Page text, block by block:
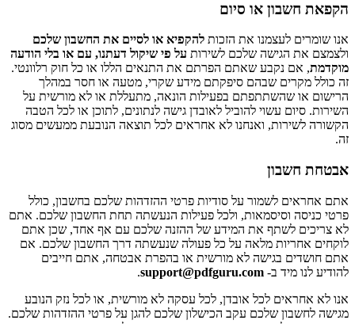
הקפאת חשבון או סיום
אנו שומרים לעצמנו את הזכות להקפיא או לסיים את החשבון שלכם
ולצמצם את הגישה שלכם לשירות על פי שיקול דעתנו, עם או בלי הודעה
מוקדמת, אם נקבע שאתם הפרתם את התנאים הללו או כל חוק רלוונטי.
זה כולל מקרים שבהם סיפקתם מידע שקרי, מטעה או חסר במהלך
הרישום או שהשתתפתם בפעילות הונאה, מתעללת או לא מורשית על
השירות. סיום עשוי להוביל לאובדן גישה לנתונים, לתוכן או לכל הטבה
הקשורה לשירות, ואנחנו לא אחראים לכל תוצאה הנובעת ממעשים מסוג
זה.
אבטחת חשבון
אתם אחראים לשמור על סודיות פרטי ההזדהות שלכם בחשבון, כולל
פרטי כניסה וסיסמאות, ולכל פעילות הנעשתה תחת החשבון שלכם. אתם
לא צריכים לשתף את המידע של ההזנה שלכם עם אף אחד, שכן אתם
לוקחים אחריות מלאה על כל פעולה שנעשתה דרך החשבון שלכם. אם
אתם חושדים בגישה לא מורשית או בהפרת אבטחה, אתם חייבים
להודיע לנו מיד ב- support@pdfguru.com
.
אנו לא אחראים לכל אובדן, לכל עסקה לא מורשית, או לכל נזק הנובע
מגישה לחשבון שלכם עקב הכישלון שלכם להגן על פרטי ההזדהות שלכם.